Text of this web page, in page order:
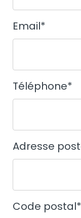
Email*
Téléphone*
Adresse
Code postal*